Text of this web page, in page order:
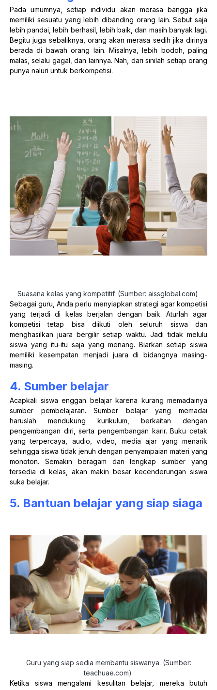
Pada umumnya, setiap individu akan merasa bangga jika
memiliki sesuatu yang lebih dibanding orang lain. Sebut saja
lebih pandai, lebih berhasil, lebih baik, dan masih banyak lagi.
Begitu juga sebaliknya, orang akan merasa sedih jika dirinya
berada di bawah orang lain. Misalnya, lebih bodoh, paling
malas, selalu gagal, dan lainnya. Nah, dari sinilah setiap orang
punya naluri untuk berkompetisi.
Suasana kelas yang kompetitif. (Sumber: aissglobal.com)
Sebagai guru, Anda perlu menyiapkan strategi agar kompetisi
yang terjadi di kelas berjalan dengan baik. Aturlah agar
kompetisi tetap bisa diikuti oleh seluruh siswa dan
menghasilkan juara bergilir setiap waktu. Jadi tidak melulu
siswa yang itu-itu saja yang menang. Biarkan setiap siswa
memiliki kesempatan menjadi juara di bidangnya masing-
masing.
4. Sumber belajar
Acapkali siswa enggan belajar karena kurang memadainya
sumber pembelajaran. Sumber belajar yang memadai
haruslah mendukung kurikulum, berkaitan dengan
pengembangan diri, serta pengembangan karir. Buku cetak
yang terpercaya, audio, video, media ajar yang menarik
sehingga siswa tidak jenuh dengan penyampaian materi yang
monoton. Semakin beragam dan lengkap sumber yang
tersedia di kelas, akan makin besar kecenderungan siswa
suka belajar.
5. Bantuan belajar yang siap siaga
Guru yang siap sedia membantu siswanya. (Sumber:
teachuae.com)
Ketika siswa mengalami kesulitan belajar, mereka butuh